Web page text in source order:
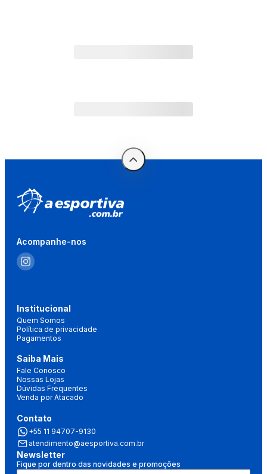
Acompanhe-nos
Institucional
Quem Somos
Política de privacidade
Pagamentos
Saiba Mais
Fale Conosco
Nossas Lojas
Dúvidas Frequentes
Venda por Atacado
Contato
+55 11 94707-9130
atendimento@aesportiva.com.br
Newsletter
Fique por dentro das novidades e promoções